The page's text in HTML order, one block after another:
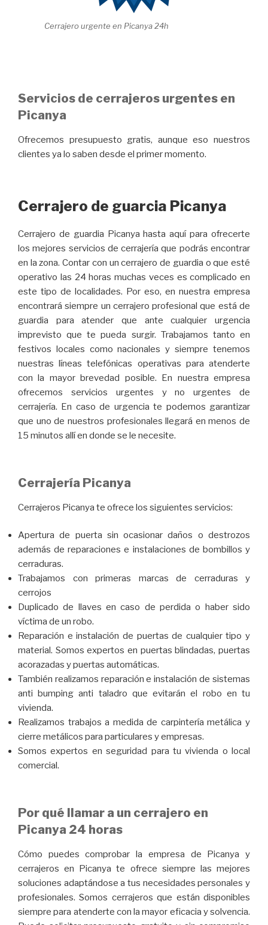
Cerrajero urgente en Picanya 24h
Servicios de cerrajeros urgentes en
Picanya
Ofrecemos presupuesto gratis, aunque eso nuestros
clientes ya lo saben desde el primer momento.
Cerrajero de guarcia Picanya
Cerrajero de guardia Picanya hasta aquí para ofrecerte
los mejores servicios de cerrajería que podrás encontrar
en la zona. Contar con un cerrajero de guardia o que esté
operativo las 24 horas muchas veces es complicado en
este tipo de localidades. Por eso, en nuestra empresa
encontrará siempre un cerrajero profesional que está de
guardia para atender que ante cualquier urgencia
imprevisto que te pueda surgir. Trabajamos tanto en
festivos locales como nacionales y siempre tenemos
nuestras líneas telefónicas operativas para atenderte
con la mayor brevedad posible. En nuestra empresa
ofrecemos servicios urgentes y no urgentes de
cerrajería. En caso de urgencia te podemos garantizar
que uno de nuestros profesionales llegará en menos de
15 minutos allí en donde se le necesite.
Cerrajería Picanya
Cerrajeros Picanya te ofrece los siguientes servicios:
Apertura de puerta sin ocasionar daños o destrozos
además de reparaciones e instalaciones de bombillos y
cerraduras.
Trabajamos con primeras marcas de cerraduras y
cerrojos
Duplicado de llaves en caso de perdida o haber sido
víctima de un robo.
Reparación e instalación de puertas de cualquier tipo y
material. Somos expertos en puertas blindadas, puertas
acorazadas y puertas automáticas.
También realizamos reparación e instalación de sistemas
anti bumping anti taladro que evitarán el robo en tu
vivienda.
Realizamos trabajos a medida de carpintería metálica y
cierre metálicos para particulares y empresas.
Somos expertos en seguridad para tu vivienda o local
comercial.
Por qué llamar a un cerrajero en
Picanya 24 horas
Cómo puedes comprobar la empresa de Picanya y
cerrajeros en Picanya te ofrece siempre las mejores
soluciones adaptándose a tus necesidades personales y
profesionales. Somos cerrajeros que están disponibles
siempre para atenderte con la mayor eficacia y solvencia.